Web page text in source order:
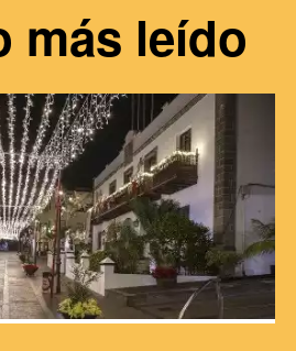
más leído